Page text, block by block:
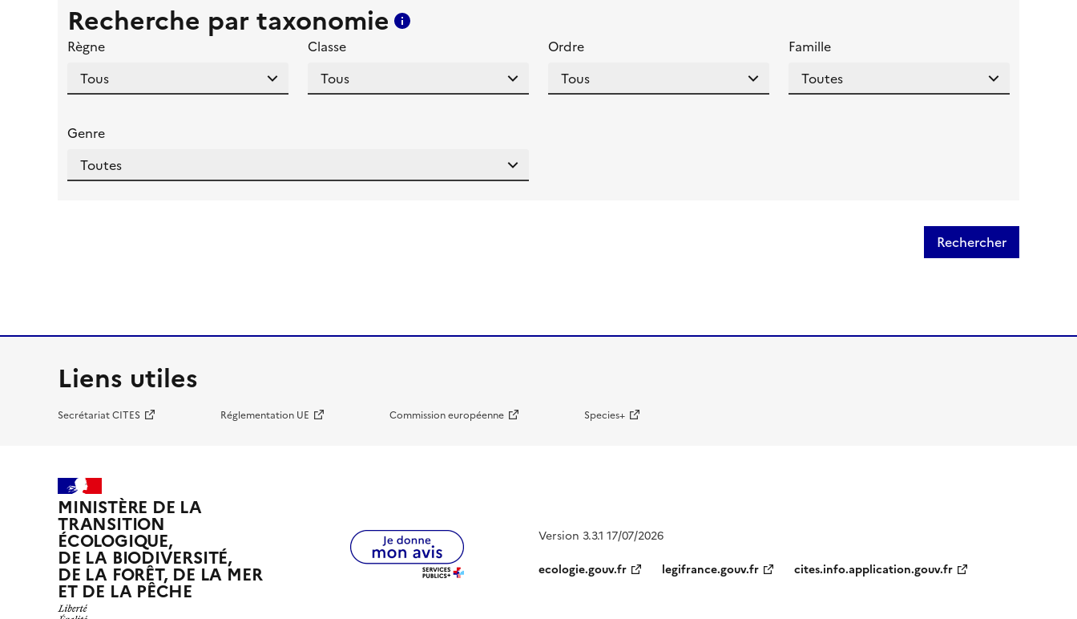
Recherche par taxonomie
Règne
Classe Ordre Famille
Genre
Rechercher
Liens utiles
Secrétariat CITES Réglementation UE Commission européenne Species+
MINISTÈRE DE LA
TRANSITION
ÉCOLOGIQUE,
DE LA BIODIVERSITÉ,
DE LA FORÊT, DE LA MER
ET DE LA PÊCHE
Version 3.3.1 17/07/2026
ecologie.gouv.fr
legifrance.gouv.fr cites.info.application.gouv.fr